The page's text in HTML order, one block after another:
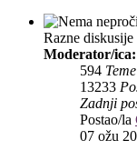
Razne
Moderator/ica:
594 Teme
13233
Zadnji
Postao/la
07 ožu